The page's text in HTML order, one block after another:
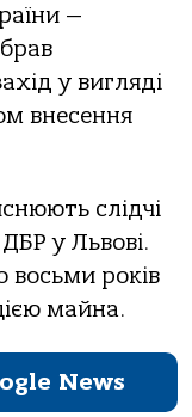
—
у вигляді
внесення
слідчі
у Львові.
восьми років
майна.
News